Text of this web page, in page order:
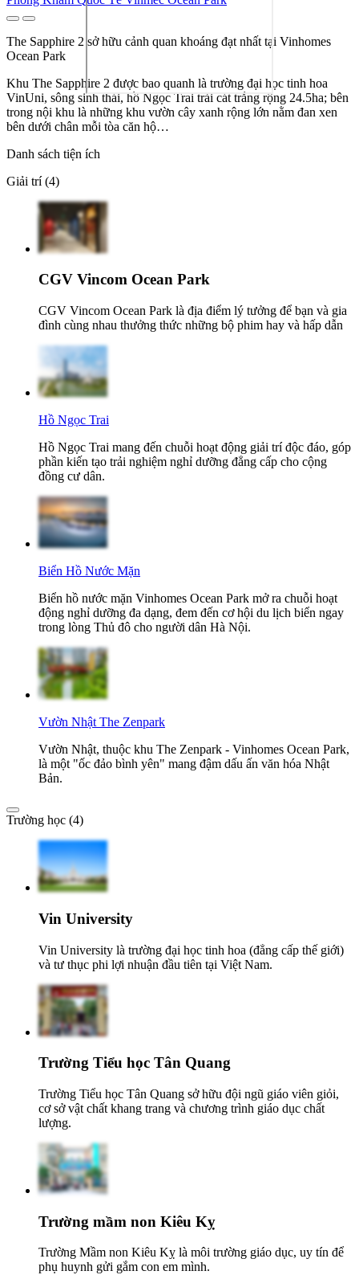
The Sapphire 2 sở hữu cảnh quan khoáng đạt nhất tại Vinhomes
Ocean Park
Khu The Sapphire 2 được bao quanh là trường đại học tinh hoa
VinUni, sông sinh thái, hồ Ngọc Trai trải cát trắng rộng 24.5ha; bên
trong nội khu là những khu vườn cây xanh rộng lớn nằm đan xen
bên dưới chân mỗi tòa căn hộ…
Danh sách tiện ích
Giải trí (4)
CGV Vincom Ocean Park
CGV Vincom Ocean Park là địa điểm lý tưởng để bạn và gia
đình cùng nhau thưởng thức những bộ phim hay và hấp dẫn
Hồ Ngọc Trai
Hồ Ngọc Trai mang đến chuỗi hoạt động giải trí độc đáo, góp
phần kiến tạo trải nghiệm nghỉ dưỡng đẳng cấp cho cộng
đồng cư dân.
Biển Hồ Nước Mặn
Biển hồ nước mặn Vinhomes Ocean Park mở ra chuỗi hoạt
động nghỉ dưỡng đa dạng, đem đến cơ hội du lịch biển ngay
trong lòng Thủ đô cho người dân Hà Nội.
Vườn Nhật The Zenpark
Vườn Nhật, thuộc khu The Zenpark - Vinhomes Ocean Park,
là một "ốc đảo bình yên" mang đậm dấu ấn văn hóa Nhật
Bản.
Trường học (4)
Vin University
Vin University là trường đại học tinh hoa (đẳng cấp thế giới)
và tư thục phi lợi nhuận đầu tiên tại Việt Nam.
Trường Tiểu học Tân Quang
Trường Tiểu học Tân Quang sở hữu đội ngũ giáo viên giỏi,
cơ sở vật chất khang trang và chương trình giáo dục chất
lượng.
Trường mầm non Kiêu Kỵ
Trường Mầm non Kiêu Kỵ là môi trường giáo dục, uy tín để
phụ huynh gửi gắm con em mình.